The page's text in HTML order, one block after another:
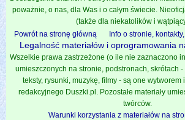
poważnie, o nas, dla Was i o całym świecie.
(także dla niekatolików i
Powrót na stronę główną
Info o stronie,
Legalność materiałów i oprogramowania
Wszelkie prawa zastrzeżone (o ile nie zaznaczono
umieszczonych na stronie, podstronach, skrótach
teksty, rysunki, muzykę, filmy - są one wytworem
redakcyjnego Duszki.pl. Pozostałe materiały
twórców.
Warunki korzystania z materiałów na